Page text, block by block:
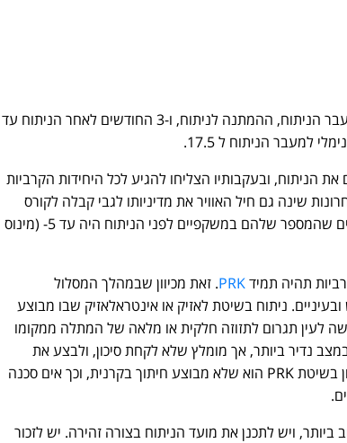
מכיוון שכל התהליך לוקח זמן (קבלת החלטה על מעבר הניתוח, ההמתנה לניתוח, ו-3 החודשים לאחר הניתוח עד
למעבר הניתוח ל 17.5.
הניתוח, ובעקבותיו הצליחו להגיע לכל היחידות הקרביות
שינה גם חיל האוויר את מדיניותו לגבי קבלה לקורס
טייס, וכיום מאפשר להגיע לגיבוש טייס גם למועמדים שהמספר שלהם במשקפיים לפני הניתוח היה עד 5- (מינוס
תהיה תמידPRK. זאת מכיוון שבמהלך המסלול
ניתוח בשיטת לאזיק או אינטראלאזיק שבו מבוצע
לעין תגרום לתזוזה חלקית או מלאה של המתלה ממקומו
נדיר ביותר, אך מומלץ שלא לקחת סיכון, ולבצע את
. היתרון בשיטת PRK הוא שלא מבוצע חיתוך בקרנית, וכך אים סכנה
ויש לתכנן את מועד הניתוח בצורה זהירה. יש לזכור